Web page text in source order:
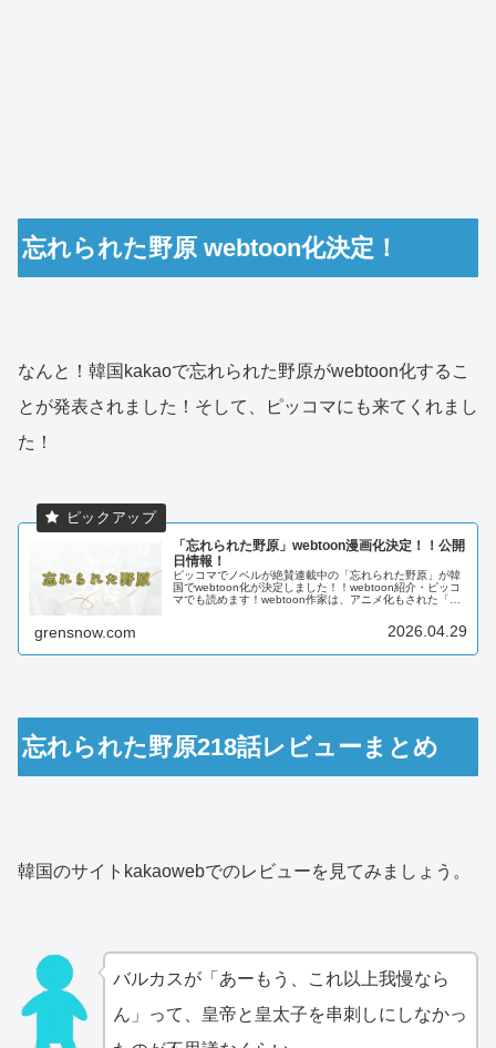
忘れられた野原 webtoon化決定！
なんと！韓国kakaoで忘れられた野原がwebtoon化するこ
とが発表されました！そして、ピッコマにも来てくれまし
た！
「忘れられた野原」webtoon漫画化決定！！公開
日情報！
ピッコマでノベルが絶賛連載中の「忘れられた野原」が韓
国でwebtoon化が決定しました！！webtoon紹介・ピッコ
マでも読めます！webtoon作家は、アニメ化もされた「あ
grensnow.com 2026.04.29
忘れられた野原218話レビューまとめ
韓国のサイトkakaowebでのレビューを見てみましょう。
バルカスが「あーもう、これ以上我慢なら
ん」って、皇帝と皇太子を串刺しにしなかっ